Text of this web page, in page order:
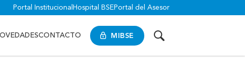
Portal Institucional Hospital BSE Portal del Asesor
MIBSE
CONTACTO